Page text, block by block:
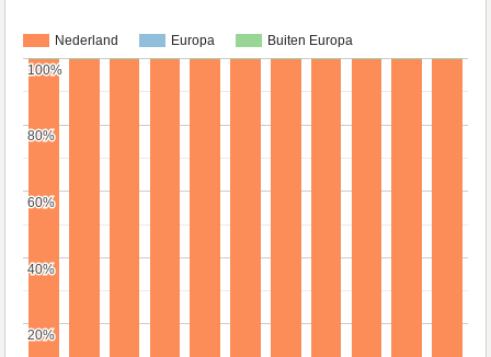
Nederland Europa Buiten Europa
20%
20%
40%
40%
60%
60%
80%
80%
100%
100%